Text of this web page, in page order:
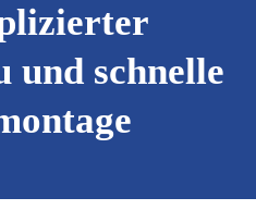
und schnelle